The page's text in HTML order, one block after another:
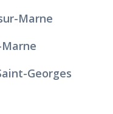
Marne
Georges